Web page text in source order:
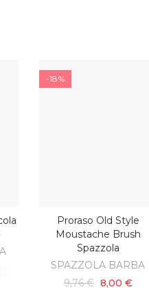
-18%
AGGIUNGI AL CARRELLO
Proraso Old Style
Moustache Brush
Spazzola
SPAZZOLA BARBA
9,76 € 8,00 €